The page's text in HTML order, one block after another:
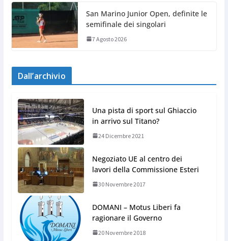
San Marino Junior Open, definite le
semifinale dei singolari
7 Agosto 2026
Dall’archivio
Una pista di sport sul Ghiaccio
in arrivo sul Titano?
24 Dicembre 2021
Negoziato UE al centro dei
lavori della Commissione Esteri
30 Novembre 2017
DOMANI – Motus Liberi fa
ragionare il Governo
20 Novembre 2018